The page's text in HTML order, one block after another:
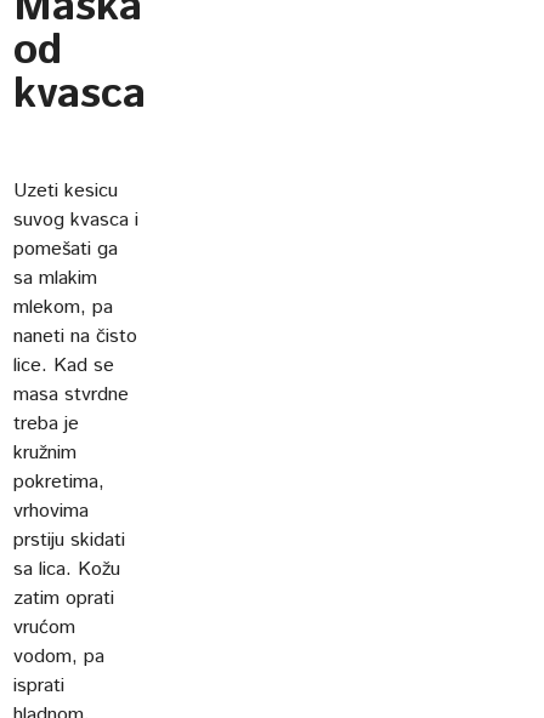
od
kvasca
Uzeti kesicu
suvog kvasca i
pomešati ga
sa mlakim
mlekom, pa
naneti na čisto
lice. Kad se
masa stvrdne
treba je
kružnim
pokretima,
vrhovima
prstiju skidati
sa lica. Kožu
zatim oprati
vrućom
vodom, pa
isprati